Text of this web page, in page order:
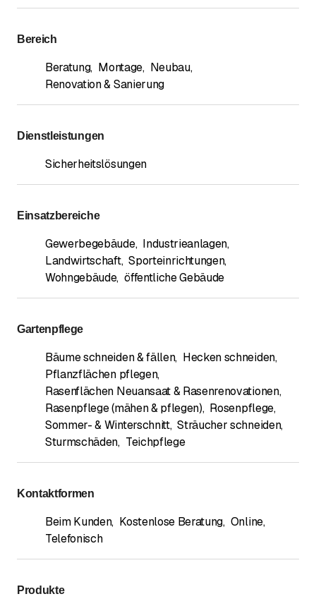
Bereich
Beratung, Montage, Neubau,
Renovation & Sanierung
Dienstleistungen
Sicherheitslösungen
Einsatzbereiche
Gewerbegebäude, Industrieanlagen,
Landwirtschaft, Sporteinrichtungen,
Wohngebäude, öffentliche Gebäude
Gartenpflege
Bäume schneiden & fällen, Hecken schneiden,
Pflanzflächen pflegen,
Rasenflächen Neuansaat & Rasenrenovationen,
Rasenpflege (mähen & pflegen), Rosenpflege,
Sommer- & Winterschnitt, Sträucher schneiden,
Sturmschäden, Teichpflege
Kontaktformen
Beim Kunden, Kostenlose Beratung, Online,
Telefonisch
Produkte